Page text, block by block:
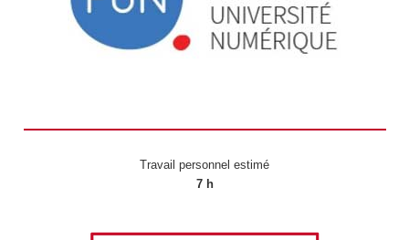
Travail personnel estimé
7 h